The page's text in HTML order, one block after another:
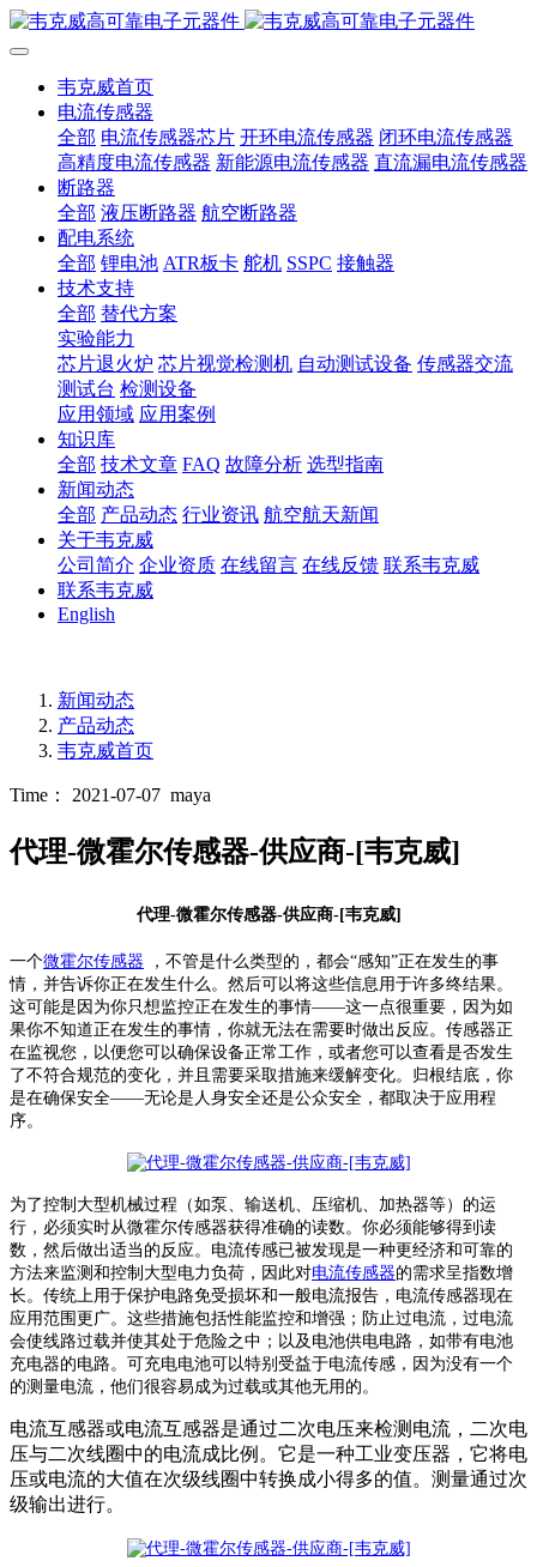
韦克威首页
电流传感器
全部 电流传感器芯片 开环电流传感器 闭环电流传感器
高精度电流传感器 新能源电流传感器 直流漏电流传感器
断路器
全部 液压断路器 航空断路器
配电系统
全部 锂电池 ATR板卡 舵机 SSPC 接触器
技术支持
全部 替代方案
实验能力
芯片退火炉 芯片视觉检测机 自动测试设备 传感器交流
测试台 检测设备
应用领域 应用案例
知识库
全部 技术文章 FAQ 故障分析 选型指南
新闻动态
全部 产品动态 行业资讯 航空航天新闻
关于韦克威
公司简介 企业资质 在线留言 在线反馈 联系韦克威
联系韦克威
English
新闻动态
产品动态
韦克威首页
Time： 2021-07-07 maya
代理-微霍尔传感器-供应商-[韦克威]
代理-微霍尔传感器-供应商-[韦克威]
一个微霍尔传感器 ，不管是什么类型的，都会“感知”正在发生的事
情，并告诉你正在发生什么。然后可以将这些信息用于许多终结果。
这可能是因为你只想监控正在发生的事情——这一点很重要，因为如
果你不知道正在发生的事情，你就无法在需要时做出反应。传感器正
在监视您，以便您可以确保设备正常工作，或者您可以查看是否发生
了不符合规范的变化，并且需要采取措施来缓解变化。归根结底，你
是在确保安全——无论是人身安全还是公众安全，都取决于应用程
序。
为了控制大型机械过程（如泵、输送机、压缩机、加热器等）的运
行，必须实时从微霍尔传感器获得准确的读数。你必须能够得到读
数，然后做出适当的反应。电流传感已被发现是一种更经济和可靠的
方法来监测和控制大型电力负荷，因此对电流传感器的需求呈指数增
长。 传统上用于保护电路免受损坏和一般电流报告，电流传感器现在
应用范围更广。这些措施包括性能监控和增强；防止过电流，过电流
会使线路过载并使其处于危险之中；以及电池供电电路，如带有电池
充电器的电路。可充电电池可以特别受益于电流传感，因为没有一个
的测量电流，他们很容易成为过载或其他无用的。
电流互感器或电流互感器是通过二次电压来检测电流，二次电
压与二次线圈中的电流成比例。它是一种工业变压器，它将电
压或电流的大值在次级线圈中转换成小得多的值。测量通过次
级输出进行。